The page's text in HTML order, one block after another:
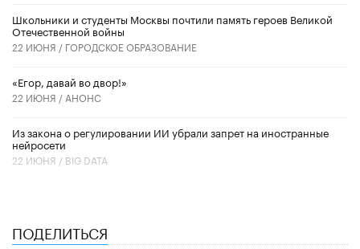
Школьники и студенты Москвы почтили память героев Великой
Отечественной войны
22 ИЮНЯ / ГОРОДСКОЕ ОБРАЗОВАНИЕ
«Егор, давай во двор!»
22 ИЮНЯ / АНОНС
Из закона о регулировании ИИ убрали запрет на иностранные
нейросети
22 ИЮНЯ / BIG DATA
ПОДЕЛИТЬСЯ